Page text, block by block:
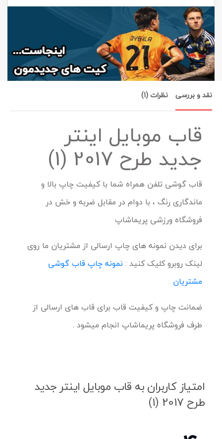
نقد و بررسی نظرات (1)
قاب موبایل اینتر
جدید طرح 2017 (1)
قاب گوشی تلفن همراه شما با کیفیت چاپ بالا و
ماندگاری رنگ ، با دوام در مقابل ضربه و خش در
فروشگاه ورزشی پریماشاپ
برای دیدن نمونه های چاپ ارسالی از مشتریان ما روی
لینک روبرو کلیک کنید : نمونه چاپ قاب گوشی
مشتریان
ضمانت چاپ و کیفیت قاب برای قاب های ارسالی از
طرف فروشگاه پریماشاپ انجام میشود .
امتیاز کاربران به قاب موبایل اینتر جدید
طرح 2017 (1)